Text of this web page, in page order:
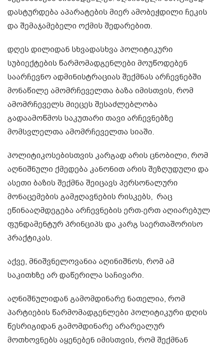
დასტურდება აპარატების მიერ ამობეჭდილი ჩეკის
და შემაჯამებელი ოქმის შედარებით.
დღეს დილიდან სხვადასხვა პოლიტიკური
სუბიექტების წარმომადგენლები მოუწოდებენ
საარჩევნო ადმინისტრაციას შექმნას არჩევნებში
მონაწილე ამომრჩეველთა ბაზა იმისთვის, რომ
ამომრჩეველს მიეცეს შესაძლებლობა
გადაამოწმოს საკუთარი თავი არჩევნებზე
მომსვლელთა ამომრჩეველთა სიაში.
პოლიტიკოსებისთვის კარგად არის ცნობილი, რომ
აღნიშნული ქმედება კანონით არის შეზღუდული და
ასეთი ბაზის შექმნა შეიცავს პერსონალური
მონაცემების გამჟღავნების რისკებს, რაც
ეწინააღმდეგება არჩევნების ერთ-ერთ აღიარებულ
ფუნდამენტურ პრინციპს და კარგ საერთაშორისო
პრაქტიკას.
აქვე, მნიშვნელოვანია აღინიშნოს, რომ ამ
საკითხზე არ დაწერილა საჩივარი.
აღნიშნულიდან გამომდინარე ნათელია, რომ
პარტიების წარმომადგენლები პოლიტიკური დღის
წესრიგიდან გამომდინარე არარეალურ
მოთხოვნებს აყენებენ იმისთვის, რომ შექმნან